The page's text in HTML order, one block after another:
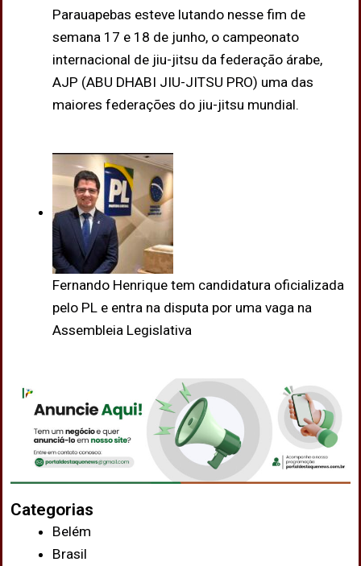
Parauapebas esteve lutando nesse fim de
semana 17 e 18 de junho, o campeonato
internacional de jiu-jitsu da federação árabe,
AJP (ABU DHABI JIU-JITSU PRO) uma das
maiores federações do jiu-jitsu mundial.
Fernando Henrique tem candidatura oficializada
pelo PL e entra na disputa por uma vaga na
Assembleia Legislativa
Categorias
Belém
Brasil